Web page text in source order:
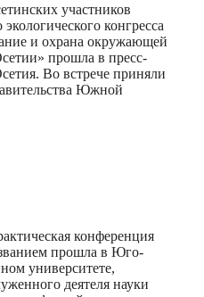
участников
конгресса
и охрана окружающей
прошла в пресс-
Во встрече приняли
Южной
конференция
прошла в Юго-
университете,
деятеля науки